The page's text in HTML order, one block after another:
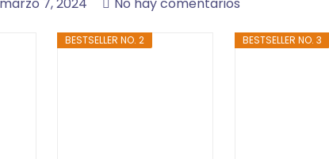
marzo 7, 2024 No hay comentarios
BESTSELLER NO. 2 BESTSELLER NO. 3